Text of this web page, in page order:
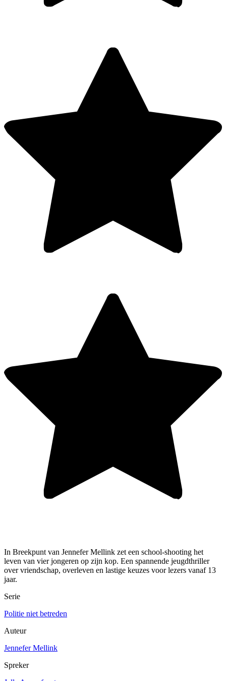
In Breekpunt van Jennefer Mellink zet een school-shooting het
leven van vier jongeren op zijn kop. Een spannende jeugdthriller
over vriendschap, overleven en lastige keuzes voor lezers vanaf 13
jaar.
Serie
Politie niet betreden
Auteur
Jennefer Mellink
Spreker